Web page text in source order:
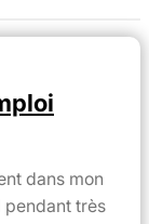
dans mon
très